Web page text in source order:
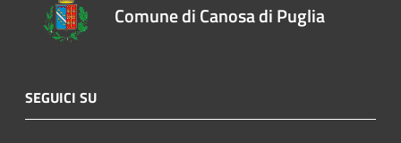
Comune di Canosa di Puglia
SEGUICI SU